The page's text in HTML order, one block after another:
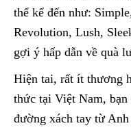
thể kể đến như:
Revolution, Lush,
gợi ý hấp dẫn về quà
Hiện tai, rất ít thương
thức tại Việt Nam, bạn
đường xách tay từ Anh